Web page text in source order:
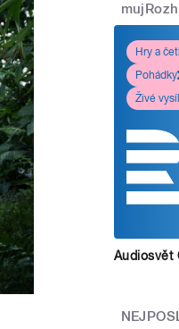
Hry a
Pohádky
Živé
Audiosvět